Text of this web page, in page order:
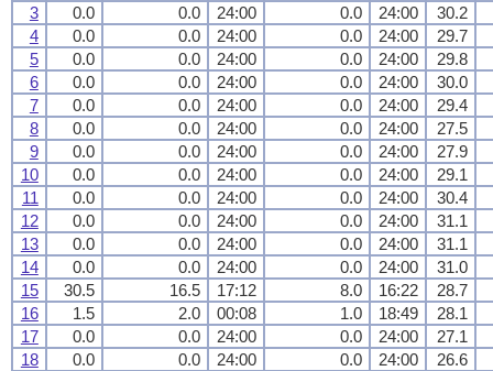
3
0.0 0.0 24:00 0.0 24:00
30.2
4
0.0 0.0 24:00 0.0 24:00
29.7
5
0.0 0.0 24:00 0.0 24:00
29.8
6
0.0 0.0 24:00 0.0 24:00
30.0
7
0.0 0.0 24:00 0.0 24:00
29.4
8
0.0 0.0 24:00 0.0 24:00
27.5
9
0.0 0.0 24:00 0.0 24:00
27.9
10
0.0 0.0 24:00 0.0 24:00
29.1
11
0.0 0.0 24:00 0.0 24:00
30.4
12
0.0 0.0 24:00 0.0 24:00
31.1
13
0.0 0.0 24:00 0.0 24:00
31.1
14
0.0 0.0 24:00 0.0 24:00
31.0
15
30.5 16.5 17:12 8.0 16:22
28.7
16
1.5 2.0 00:08 1.0 18:49
28.1
17
0.0 0.0 24:00 0.0 24:00
27.1
18
0.0 0.0 24:00 0.0 24:00
26.6